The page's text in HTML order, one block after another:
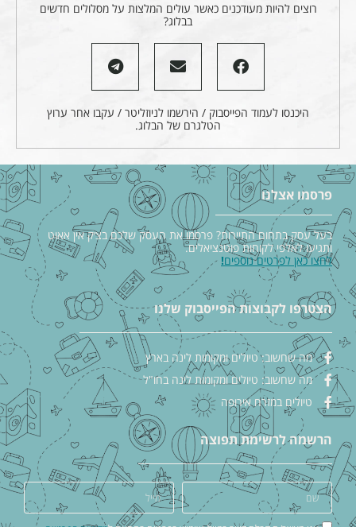
רוצים להיות מעודכנים כאשר עולים המלצות על מסלולים חדשים
בבלוג?
היכנסו לעמוד הפייסבוק / הירשמו לניוזליטר / עקבו אחר ערוץ
הטלגרם של הבלוג.
פרסמו אצלנו
בעל עסק בתחום התיירות? פרסמו את העסק שלכם בצ׳ק אין אאוט
ותגיעו לאלפי לקוחות פוטנציאלים.
לחצו כאן לפרטים נוספים!
הצטרפו לקבוצות הפייסבוק שלנו
מה שחשוב: טיולים ומקומות לינה בארץ
מה שחשוב: טיולים ומקומות לינה בחו"ל
טיולים במזרח אירופה
הרשמה לרשימת תפוצה